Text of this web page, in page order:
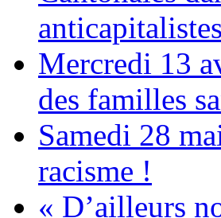
Mercredi 13
des familles
Samedi 28
racisme !
« D’ailleurs